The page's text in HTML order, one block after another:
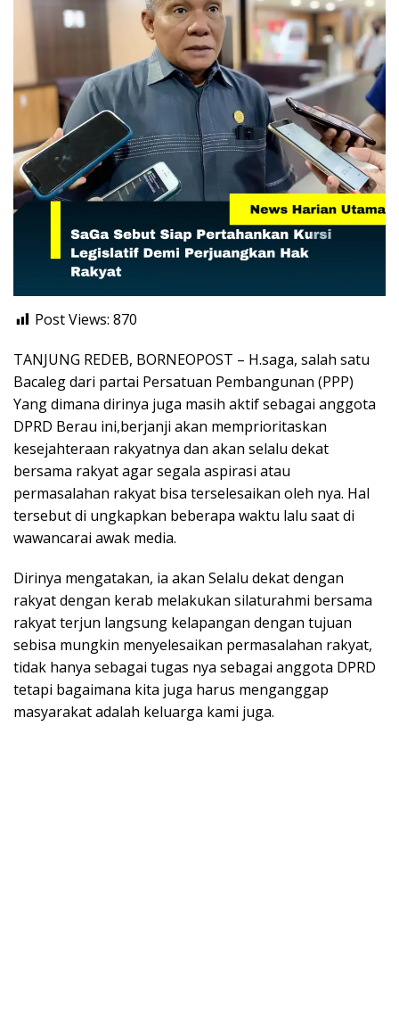
Post Views: 870
TANJUNG REDEB, BORNEOPOST – H.saga, salah satu
Bacaleg dari partai Persatuan Pembangunan (PPP)
Yang dimana dirinya juga masih aktif sebagai anggota
DPRD Berau ini,berjanji akan memprioritaskan
kesejahteraan rakyatnya dan akan selalu dekat
bersama rakyat agar segala aspirasi atau
permasalahan rakyat bisa terselesaikan oleh nya. Hal
tersebut di ungkapkan beberapa waktu lalu saat di
wawancarai awak media.
Dirinya mengatakan, ia akan Selalu dekat dengan
rakyat dengan kerab melakukan silaturahmi bersama
rakyat terjun langsung kelapangan dengan tujuan
sebisa mungkin menyelesaikan permasalahan rakyat,
tidak hanya sebagai tugas nya sebagai anggota DPRD
tetapi bagaimana kita juga harus menganggap
masyarakat adalah keluarga kami juga.